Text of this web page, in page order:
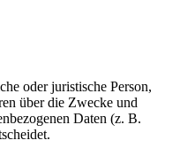
oder juristische Person,
über die Zwecke und
Daten (z. B.